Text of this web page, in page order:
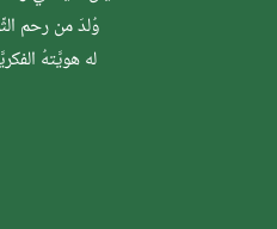
وُلدَ من رحم
له هويَّتهُ